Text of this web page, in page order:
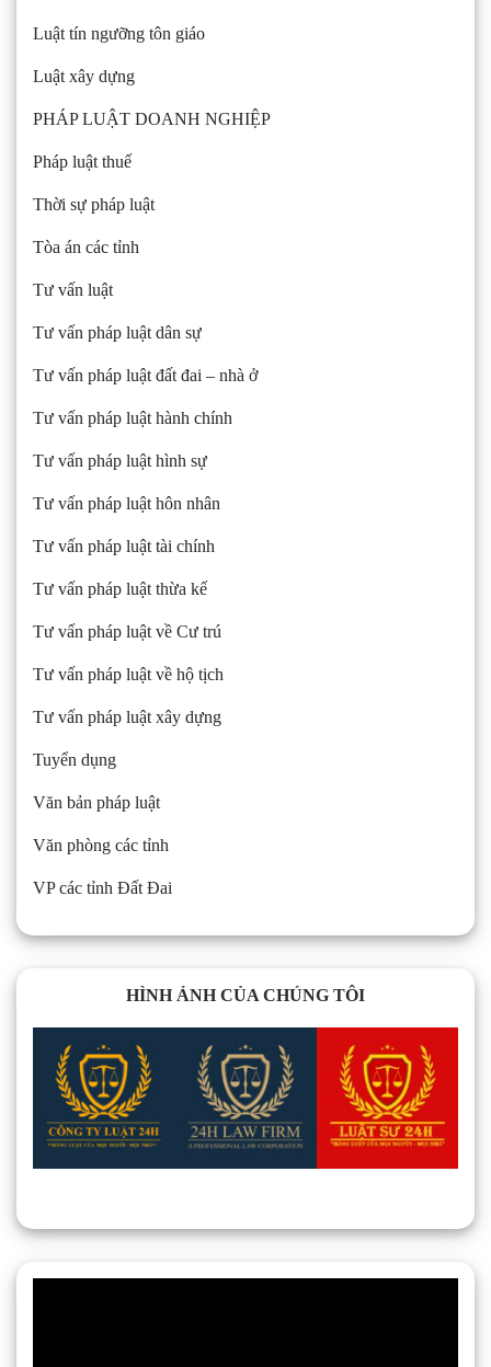
Luật tín ngưỡng tôn giáo
Luật xây dựng
PHÁP LUẬT DOANH NGHIỆP
Pháp luật thuế
Thời sự pháp luật
Tòa án các tỉnh
Tư vấn luật
Tư vấn pháp luật dân sự
Tư vấn pháp luật đất đai – nhà ở
Tư vấn pháp luật hành chính
Tư vấn pháp luật hình sự
Tư vấn pháp luật hôn nhân
Tư vấn pháp luật tài chính
Tư vấn pháp luật thừa kế
Tư vấn pháp luật về Cư trú
Tư vấn pháp luật về hộ tịch
Tư vấn pháp luật xây dựng
Tuyển dụng
Văn bản pháp luật
Văn phòng các tỉnh
VP các tỉnh Đất Đai
HÌNH ẢNH CỦA CHÚNG TÔI